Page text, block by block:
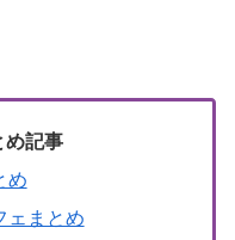
め記事
め
ェまとめ